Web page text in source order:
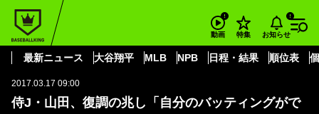
動画 特集 お知らせ
最新ニュース 大谷翔平 MLB NPB 日程・結果 順位表
BASEBALL KING
侍J・山田、復調の兆し「自分のバッティングができている」
日本
2017.03.17 09:00
侍J・山田、復調の兆し「自分のバッティングがで